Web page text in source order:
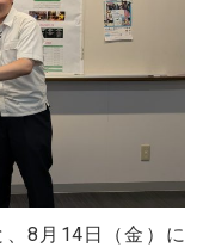
8月14日（金）に